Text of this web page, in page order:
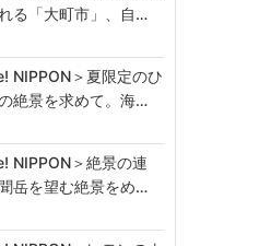
る「大町市」、自…
NIPPON＞夏限定のひ
絶景を求めて。海…
NIPPON＞絶景の連
岳を望む絶景をめ…